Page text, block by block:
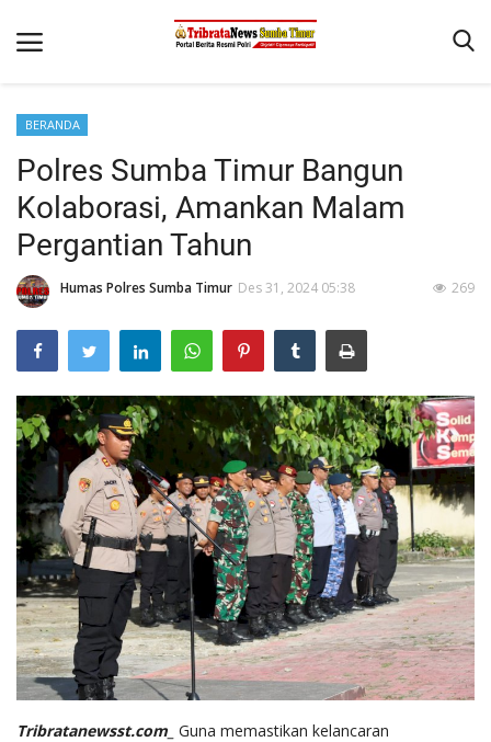
Beranda
Terms & Conditions
Reskrim
Binkam
Giat Ops
Polisi Kita
Mitra Polisi
Lantas
Jurnal Kamtibmas
BERANDA
Polres Sumba Timur Bangun
Kolaborasi, Amankan Malam
Pergantian Tahun
Humas Polres Sumba Timur Des 31, 2024 05:38 269
Tribratanewsst.com_ Guna memastikan kelancaran